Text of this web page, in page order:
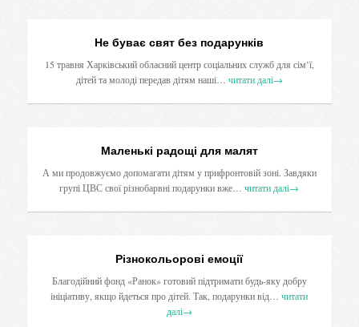
Не буває свят без подарунків
15 травня Харківський обласний центр соціальних служб для сім’ї,
дітей та молоді передав дітям наші… читати далі→
Маленькі радощі для малят
А ми продовжуємо допомагати дітям у прифронтовій зоні. Завдяки
групі ЦВС свої різнобарвні подарунки вже… читати далі→
Різнокольорові емоції
Благодійний фонд «Ранок» готовий підтримати будь-яку добру
ініціативу, якщо йдеться про дітей. Так, подарунки від… читати
далі→